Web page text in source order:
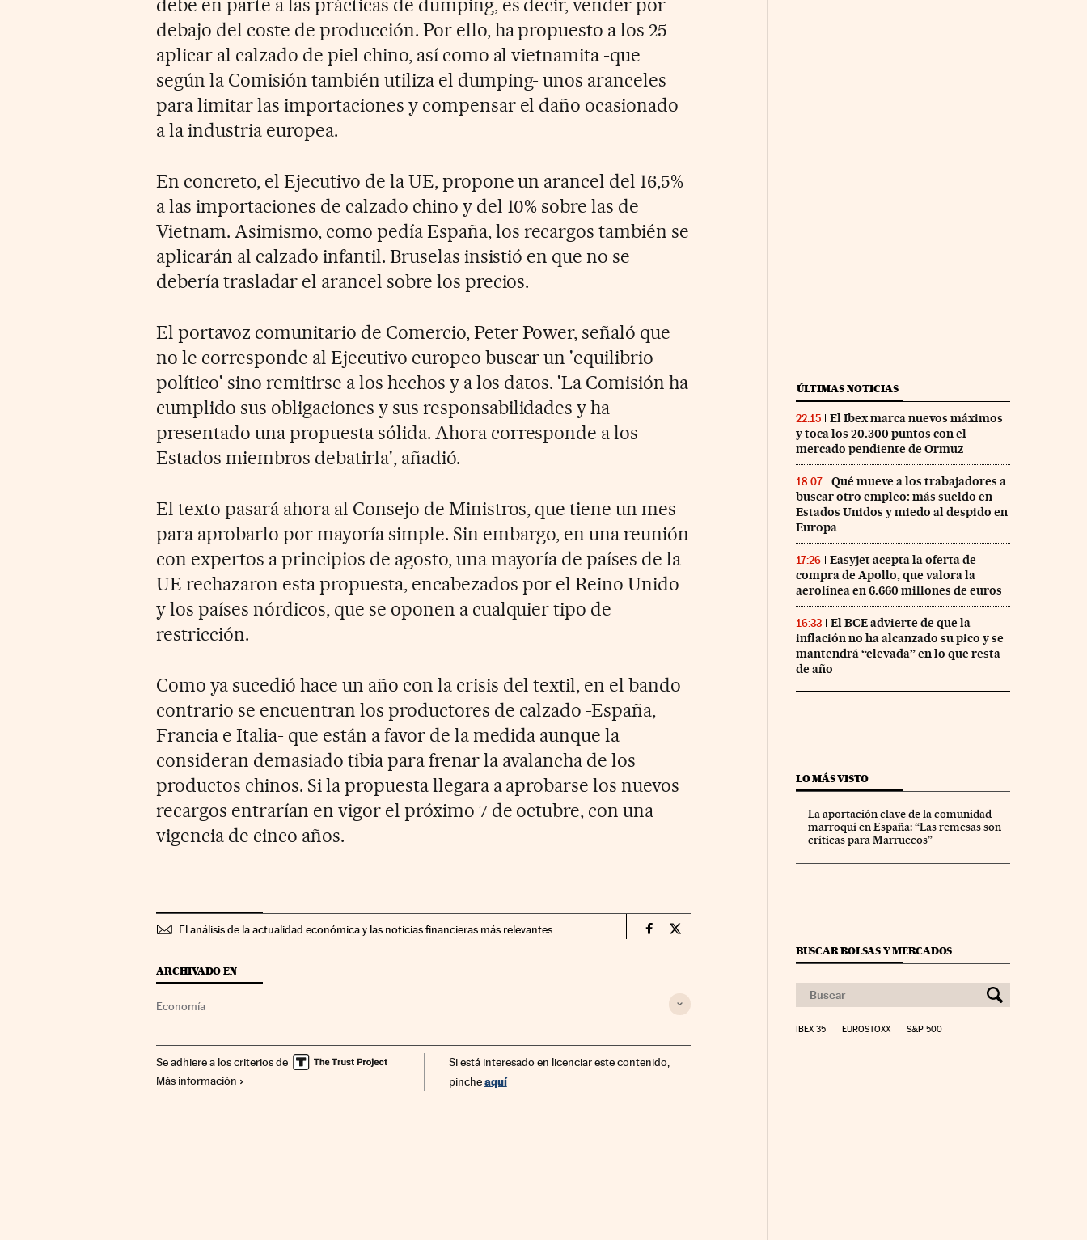
debajo del coste de producción. Por ello, ha propuesto a los 25
aplicar al calzado de piel chino, así como al vietnamita -que
según la Comisión también utiliza el dumping- unos aranceles
para limitar las importaciones y compensar el daño ocasionado
a la industria europea.
En concreto, el Ejecutivo de la UE, propone un arancel del 16,5%
a las importaciones de calzado chino y del 10% sobre las de
Vietnam. Asimismo, como pedía España, los recargos también se
aplicarán al calzado infantil. Bruselas insistió en que no se
debería trasladar el arancel sobre los precios.
El portavoz comunitario de Comercio, Peter Power, señaló que
no le corresponde al Ejecutivo europeo buscar un 'equilibrio
político' sino remitirse a los hechos y a los datos. 'La Comisión ha
cumplido sus obligaciones y sus responsabilidades y ha
presentado una propuesta sólida. Ahora corresponde a los
Estados miembros debatirla', añadió.
El texto pasará ahora al Consejo de Ministros, que tiene un mes
para aprobarlo por mayoría simple. Sin embargo, en una reunión
con expertos a principios de agosto, una mayoría de países de la
UE rechazaron esta propuesta, encabezados por el Reino Unido
y los países nórdicos, que se oponen a cualquier tipo de
restricción.
Como ya sucedió hace un año con la crisis del textil, en el bando
contrario se encuentran los productores de calzado -España,
Francia e Italia- que están a favor de la medida aunque la
consideran demasiado tibia para frenar la avalancha de los
productos chinos. Si la propuesta llegara a aprobarse los nuevos
recargos entrarían en vigor el próximo 7 de octubre, con una
vigencia de cinco años.
El análisis de la actualidad económica y las noticias financieras más relevantes Economia Cinco Días en Facebook
Economia Cinco Días en Twitter
ARCHIVADO EN
Economía
Se adhiere a los criterios de
Más información
Si está interesado en licenciar este contenido,
pincheaquí
ÚLTIMAS NOTICIAS
22:15
El Ibex marca nuevos máximos
y toca los 20.300 puntos con el
mercado pendiente de Ormuz
18:07
Qué mueve a los trabajadores a
buscar otro empleo: más sueldo en
Estados Unidos y miedo al despido en
Europa
17:26
Easyjet acepta la oferta de
compra de Apollo, que valora la
aerolínea en 6.660 millones de euros
16:33
El BCE advierte de que la
inflación no ha alcanzado su pico y se
mantendrá “elevada” en lo que resta
de año
LO MÁS VISTO
La aportación clave de la comunidad
marroquí en España: “Las remesas son
críticas para Marruecos”
BUSCAR BOLSAS Y MERCADOS
IBEX 35 EUROSTOXX S&P 500